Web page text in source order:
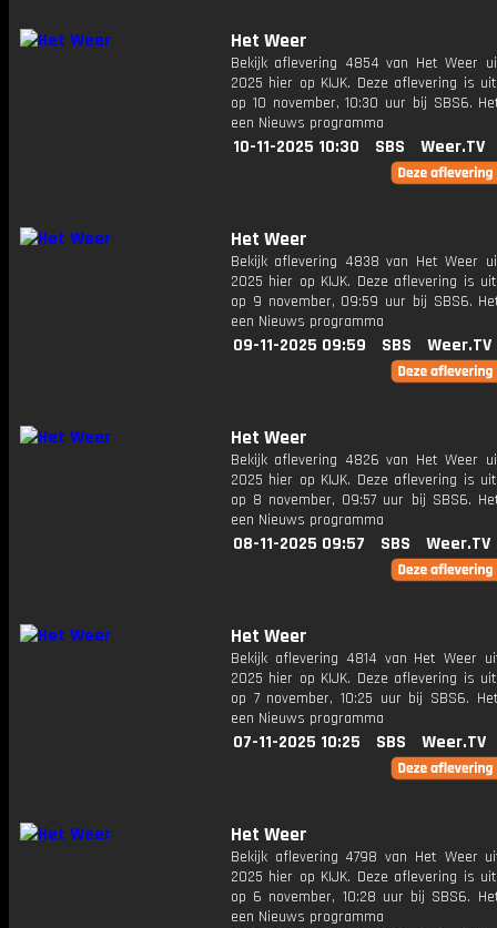
Het Weer
Bekijk aflevering 4854 van Het Weer
2025 hier op KIJK. Deze aflevering is
op 10 november, 10:30 uur bij SBS6.
een Nieuws programma
10-11-2025 10:30 SBS Weer.TV
Het Weer
Bekijk aflevering 4838 van Het Weer
2025 hier op KIJK. Deze aflevering is
op 9 november, 09:59 uur bij SBS6.
een Nieuws programma
09-11-2025 09:59 SBS Weer.TV
Het Weer
Bekijk aflevering 4826 van Het Weer
2025 hier op KIJK. Deze aflevering is
op 8 november, 09:57 uur bij SBS6.
een Nieuws programma
08-11-2025 09:57 SBS Weer.TV
Het Weer
Bekijk aflevering 4814 van Het Weer
2025 hier op KIJK. Deze aflevering is
op 7 november, 10:25 uur bij SBS6.
een Nieuws programma
07-11-2025 10:25 SBS Weer.TV
Het Weer
Bekijk aflevering 4798 van Het Weer
2025 hier op KIJK. Deze aflevering is
op 6 november, 10:28 uur bij SBS6.
een Nieuws programma